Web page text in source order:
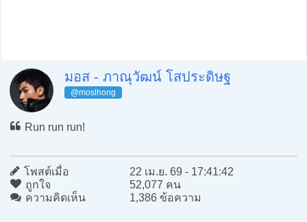
มอส - ภาณุวัฒน์ โสประดิษฐ
@moslhong
Run run run!
โพสต์เมื่อ
22 เม.ย. 69 - 17:41:42
ถูกใจ
52,077 คน
ความคิดเห็น
1,386 ข้อความ